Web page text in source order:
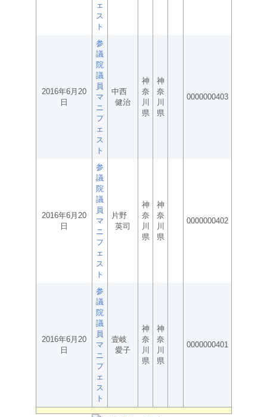
ェ
ス
ト
2016年6月20
日
参
議
院
議
員
マ
ニ
フ
ェ
ス
ト
中西
健治
神
奈
川
県
神
奈
川
県
0000000403
2016年6月20
日
参
議
院
議
員
マ
ニ
フ
ェ
ス
ト
片野
英司
神
奈
川
県
神
奈
川
県
0000000402
2016年6月20
日
参
議
院
議
員
マ
ニ
フ
ェ
ス
ト
壹岐
愛子
神
奈
川
県
神
奈
川
県
0000000401